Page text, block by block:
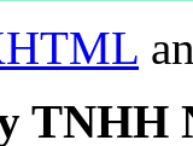
TNHH